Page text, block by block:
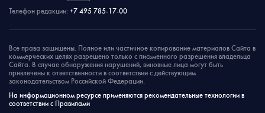
Телефон редакции: +7 495 785-17-00
Все права защищены. Полное или частичное копирование материалов Сайта в
коммерческих целях разрешено только с письменного разрешения владельца
Сайта. В случае обнаружения нарушений, виновные лица могут быть
привлечены к ответственности в соответствии с действующим
законодательством Российской Федерации.
На информационном ресурсе применяются рекомендательные технологии в
соответствии с Правилами